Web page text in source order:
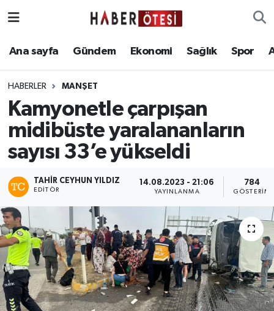
Ana sayfa Gündem Ekonomi Sağlık Spor
HABERLER MANŞET
Kamyonetle çarpışan
midibüste yaralananların
sayısı 33’e yükseldi
TAHIR CEYHUN YILDIZ
EDITÖR
14.08.2023 - 21:06
YAYINLANMA
784
GÖSTERIM
Ana sayfa
Ekonomi
Sağlık
Teknoloji
Eskişehir Nöbetçi Eczaneler
Eskişehir Namaz Vakitleri
Eskişehir Trafik Yoğunluk Haritası
Son Dakika Haberleri
Haber Arşivi